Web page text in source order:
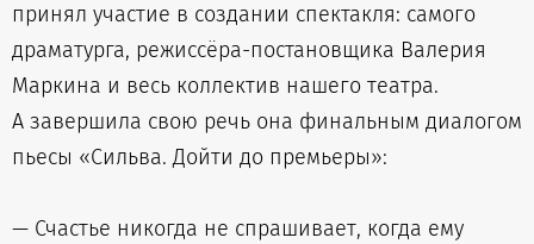
принял участие в создании спектакля: самого
драматурга, режиссёра-постановщика Валерия
Маркина и весь коллектив нашего театра.
А завершила свою речь она финальным диалогом
пьесы «Сильва. Дойти до премьеры»:
— Счастье никогда не спрашивает, когда ему